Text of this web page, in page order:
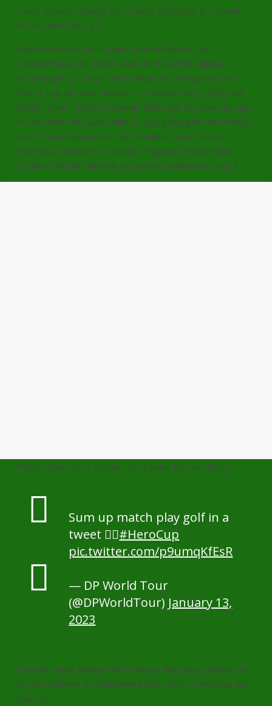
mène devant l’équipe de Grande-Bretagne & Irelande
sur le score de 3 à 2.
Bien emmenés par la paire Noren/Pieters, les
Continentaux ont mené la vie dure à cette équipe
britannique. Le Danois et le Belge ont remporté leur
match 1up, Antoine Rozner et Thomas Detry (Bel) ont
battu Tyrrel Hatton et Jordan Smith sur le score de 2up,
Victor Perez et Guido Miliozzi (Ita) partagent leur match
avec Callum Skinkwin et Matt Wallace, tout comme
Francesco Molinaro et Nicolaï Hojgaard. Seuls Sepp
Straka et Adrian Meronk ont perdu lourdement 4 et 3.
Petite vidéo de la victoire de la paire Rozner/Detry
Sum up match play golf in a
tweet 🤷‍♂️#HeroCup
pic.twitter.com/p9umqKfEsR
— DP World Tour
(@DPWorldTour) January 13,
2023
Demain matin samedi (4h30 heure française), début de
la 1ère session de foursomes dont voici ci-dessous les
pairings.